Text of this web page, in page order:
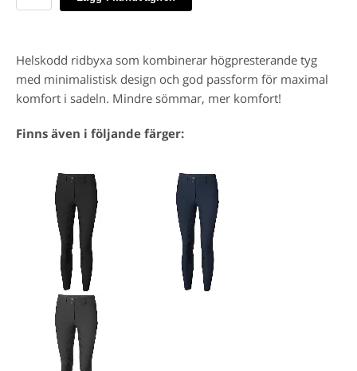
Helskodd ridbyxa som kombinerar högpresterande tyg
med minimalistisk design och god passform för maximal
komfort i sadeln. Mindre sömmar, mer komfort!
Finns även i följande färger: